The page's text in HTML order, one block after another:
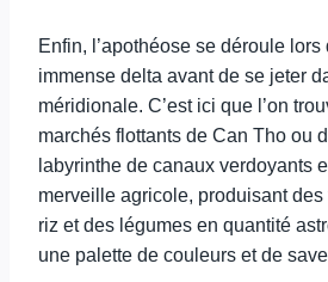
Enfin, l’apothéose se déroule lors
immense delta avant de se jeter
méridionale. C’est ici que l’on
marchés flottants de Can Tho ou
labyrinthe de canaux verdoyants
merveille agricole, produisant
riz et des légumes en quantité
une palette de couleurs et de